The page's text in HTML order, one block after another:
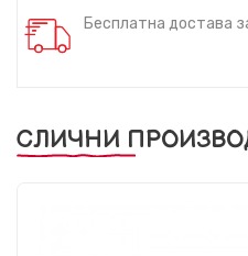
Бесплатна достава
СЛИЧНИ